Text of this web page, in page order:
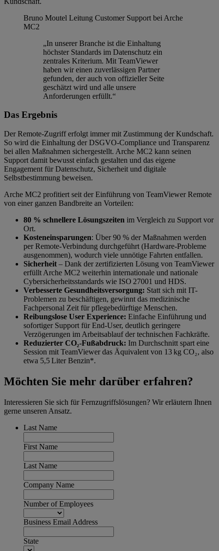
Bruno Moutel Leitung Customer Support bei Arche
MC2
„In unserer Branche ist die Einhaltung
höchster Standards im Datenschutz ein
zentrales Kriterium. Mit TeamViewer
haben wir einen zuverlässigen Partner
gefunden, der auch von offizieller Seite
geschätzt wird und alle unsere
Anforderungen erfüllt.“
Das Ergebnis
Der Remote-Zugriff erfolgt immer mit Zustimmung der Kundschaft.
So wird die Einhaltung der DSGVO-Compliance und Transparenz
bei allen Maßnahmen sichergestellt. Arche MC2 kann seinen
Support damit bewusst einfach gestalten und das eigene
Engagement für Datenschutz, Sicherheit und digitale
Selbstbestimmung beweisen.
Arche MC2 profitiert seit der Einführung von TeamViewer Remote
von einer ganzen Bandbreite an Vorteilen:
80 % schnellere Lösungszeiten im Vergleich zu Support vor
Ort.
Kosteneinsparungen: Über 90 % der Maßnahmen werden
per Remote-Verbindung durchgeführt (Hardware-Probleme
ausgenommen), wodurch viele unnötige Fahrten entfallen.
Sicherheit – Dank der zertifizierten Lösung von TeamViewer
erfüllt Arche MC2 weiterhin internationale und nationale
Cybersicherheitsstandards wie ISO 27001 und HDS.
Verbesserte Gesundheitsversorgung: Statt sich mit IT-
Problemen zu beschäftigen, gewinnt das medizinische
Fachpersonal Zeit für pflegebedürftige Menschen.
Reibungslose User Experience: Einfache Einführung und
sofortiger Support für End-User, deutlich geringere
Verzögerungen im Arbeitsablauf der technischen Fachkräfte.
Reduzierter CO₂-Fußabdruck: Im Durchschnitt spart eine
Session mit TeamViewer das Äquivalent von 13 kg CO₂, also
etwa 5,5 Liter Benzin*.
Möchten Sie mehr darüber erfahren?
Interessieren Sie sich für Fernzugriffslösungen? Wir erläutern Ihnen
gerne unseren Ansatz.
Last Name
First Name
Last Name
Company Name
Number of Employees
Business Email Address
State